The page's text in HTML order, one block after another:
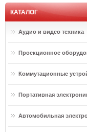
КАТАЛОГ
Аудио и видео техника
Проекционное
Коммутационные
Портативная
Автомобильная